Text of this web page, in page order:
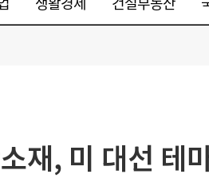
재, 미 대선 테